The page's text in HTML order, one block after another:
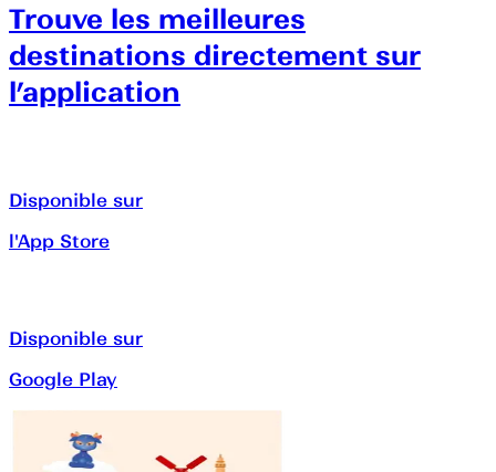
Trouve les meilleures
destinations directement sur
l’application
Disponible sur
l'App Store
Disponible sur
Google Play